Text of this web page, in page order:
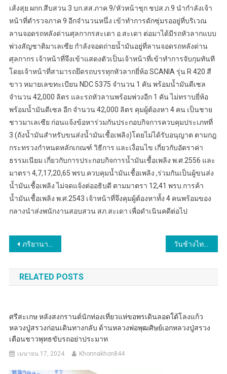
เส้งสุย ผกก.สีบสวน 3 บก.สส.ภาค 9/หัวหน้าชุก ชปส.ภ.9 นำกำลังเจ้า
หน้าที่ตำรวจภาค 9 อีกจำนวนหนึ่ง เข้าทำการดักซุ่มรออยู่ที่บริเวณ
ลานจอดรถหลังด่านศุลกากรสะเดา อ.สะเดา ต่อมาได้มีรถหัวลากแบบ
พ่วงสัญชาติมาเลเซีย กำลังจอดถ่ายน้ำมันอยู่ที่ลานจอดรถหลังด่าน
ศุลกากร เจ้าหน้าที่จึงเข้าแสดงตัวเป็นเจ้าหน้าที่เข้าทำการจับกุมทันที
โดยเจ้าหน้าที่สามารถยึดรถบรรทุกหัวลากยี่ห้อ SCANIA รุ่น R 420 สี
ขาว หมายเลขทะเบียน NDC 5375 จำนวน 1 คัน พร้อมน้ำมันดีเซล
จำนวน 42,000 ลิตร และรถหัวลานพร้อมพ่วงอีก 1 คัน ไม่ทราบยี่ห้อ
พร้อมน้ำมันดีเซล อีก จำนวน 42,000 ลิตร คุมผู้ต้องหา 4 คน เป็นชาย
ชาวมาเลเซีย ก่อนแจ้งข้อหาร่วมกันประกอบกิจการควบคุมประเภทที่
3 (ถังน้ำมันสำหรับขนส่งน้ำมันเชื้อเพลิง)โดยไม่ได้รับอนุญาต ตามกฎ
กระทรวงกำหนดหลักเกณฑ์ วิธีการ และเงื่อนไข เกี่ยวกับอัตราค่า
ธรรมเนียม เกี่ยวกับการประกอบกิจการน้ำมันเชื้อเพลิง พ.ศ.2556 และ
มาตรา 4,7,17,20,65 พรบ.ควบคุมน้ำมันเชื้อเพลิง ,ร่วมกันเป็นผู้ขนส่ง
น้ำมันเชื้อเพลิง ไม่จดแจ้งต่ออธิบดี ตามมาตรา 12,41 พรบ.การค้า
น้ำมันเชื้อเพลิง พ.ศ.2543 เจ้าหน้าที่จึงคุมผู้ต้องหาทั้ง 4 คนพร้อมของ
กลางนำส่งพนักงานสอบสวน สภ.สะเดา เพื่อดำเนินคดีต่อไป
แนะแนว
เรื่อง
ภริยานายกฯ เศรษฐา นำคณะกรรมการคณะคู่สมรสคณะรัฐมนตรี เยี่ยมชมสถานที่สำคัญ 3 ศาสนา จ.ปัตตานี
RELATED POSTS
ศรีสะเกษ หลังสงกรานต์นักท่องเที่ยวแห่ขอพรเดินลอดใต้โลงแก้ว
หลวงปู่สรวงก่อนเดินทางกลับ ด้านหลวงพ่อพุฒศิษย์เอกหลวงปู่สรวง
เตือนชาวพุทธขับรถอย่าประมาท
เมษายน 17, 2024 Khonnakhon844